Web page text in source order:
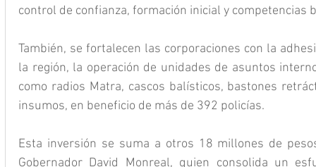
control de confianza, formación inicial y competencias
También, se fortalecen las corporaciones con la
la región, la operación de unidades de asuntos
como radios Matra, cascos balísticos, bastones
insumos, en beneficio de más de 392 policías.
Esta inversión se suma a otros 18 millones de
Gobernador David Monreal, quien consolida un